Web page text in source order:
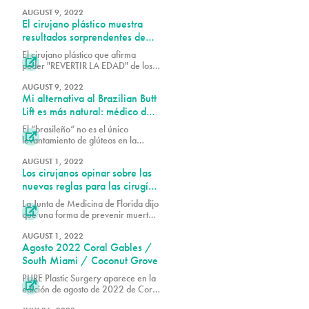
Butt Lift (BBL).
AUGUST 9, 2022
El cirujano plástico muestra
resultados sorprendentes de
rejuvenecimiento con sus
técnicas de Brazilian Butt Lift
El cirujano plástico que afirma
poder "REVERTIR LA EDAD" de los
impresionantes resultados de sus
técnicas de Brazilian Butt Lift, que él
asegura harán que tu derriere luzca

AUGUST 9, 2022
Mi alternativa al Brazilian Butt
Lift es más natural: médico de
TikTok
El “brasileño” no es el único
levantamiento de glúteos en la
plástico y TikToker con más de
74,000 seguidores, ha creado un
procedimiento que afirma ofrece un
resultado más “natural” que el
popular Brazilian Butt Lift.

AUGUST 1, 2022
Los cirujanos opinar sobre las
nuevas reglas para las cirugías
de BBL
La Junta de Medicina de Florida dijo
que una forma de prevenir muertes
es utilizar una máquina de
ultrasonido durante estas cirugías.

AUGUST 1, 2022
Agosto 2022 Coral Gables /
South Miami / Coconut Grove
PURE Plastic Surgery aparece en la
edición de agosto de 2022 de Coral
